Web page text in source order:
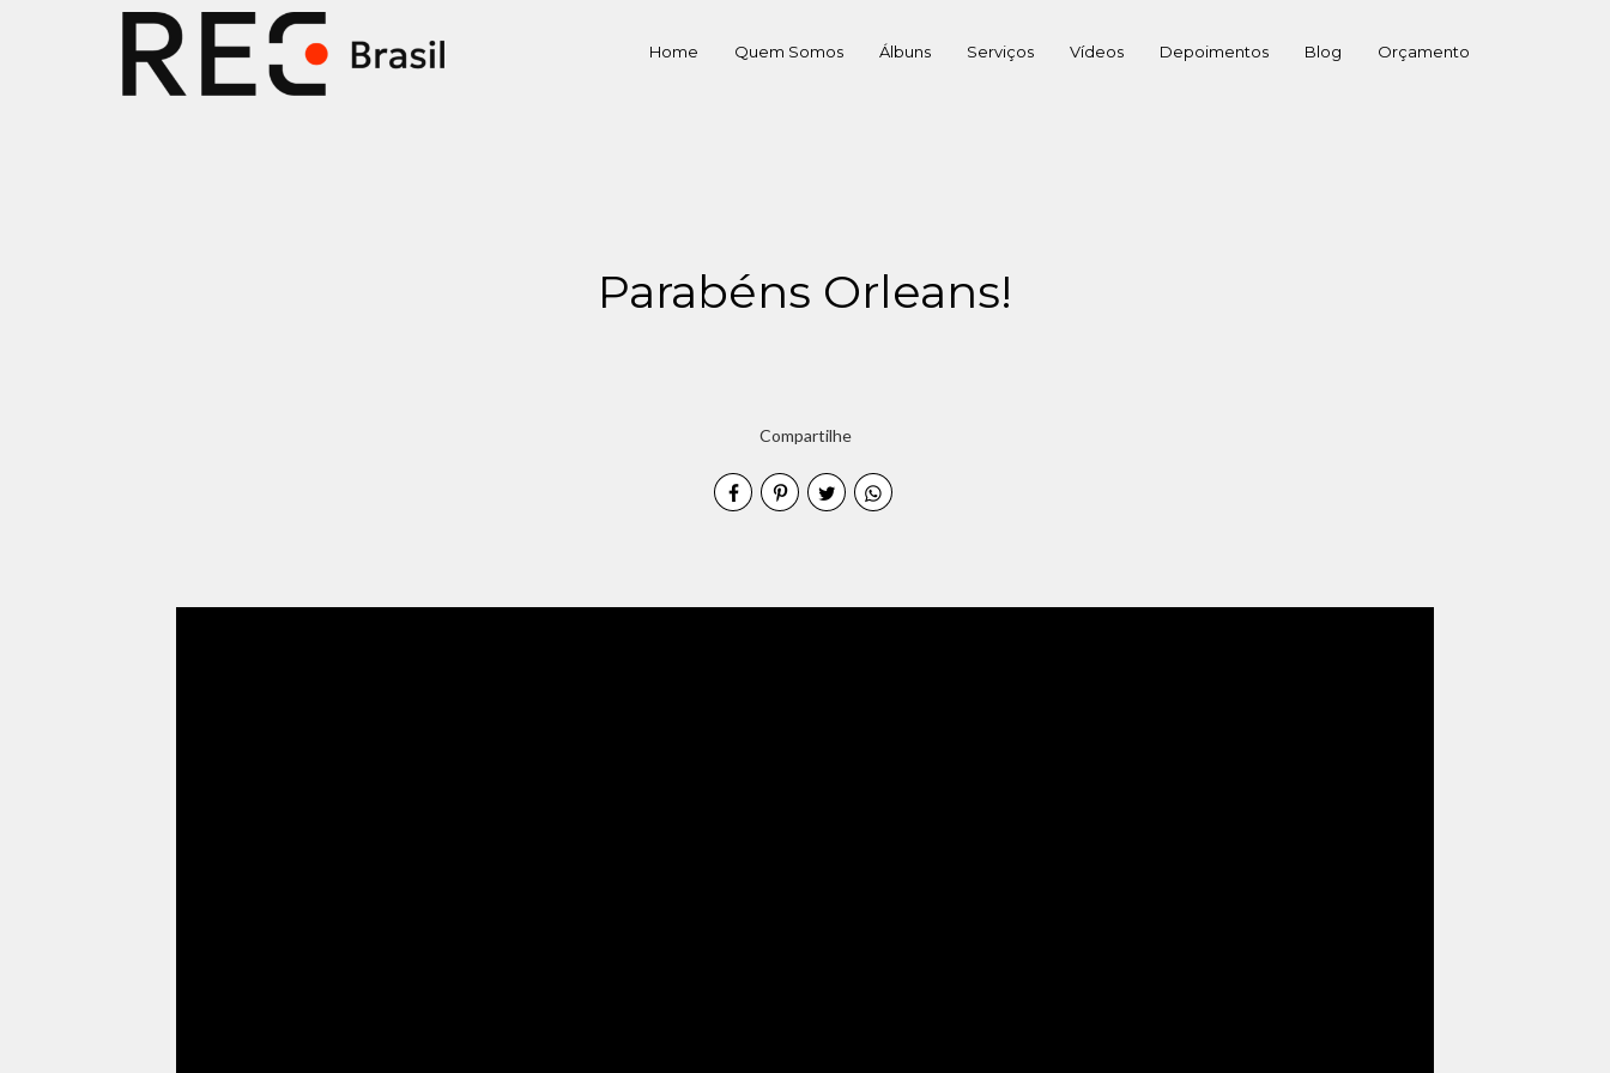
Home Quem Somos Álbuns Serviços Vídeos Depoimentos Blog Orçamento
Parabéns Orleans!
Compartilhe